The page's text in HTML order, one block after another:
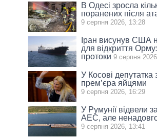
В Одесі зросла
поранених після
9 серпня 2026, 13:28
Іран висунув США
для відкриття
протоки 9 серпня
У Косові депутатка
прем’єра яйцями
9 серпня 2026, 16:29
У Румунії відвели
АЕС, але
9 серпня 2026, 13:41